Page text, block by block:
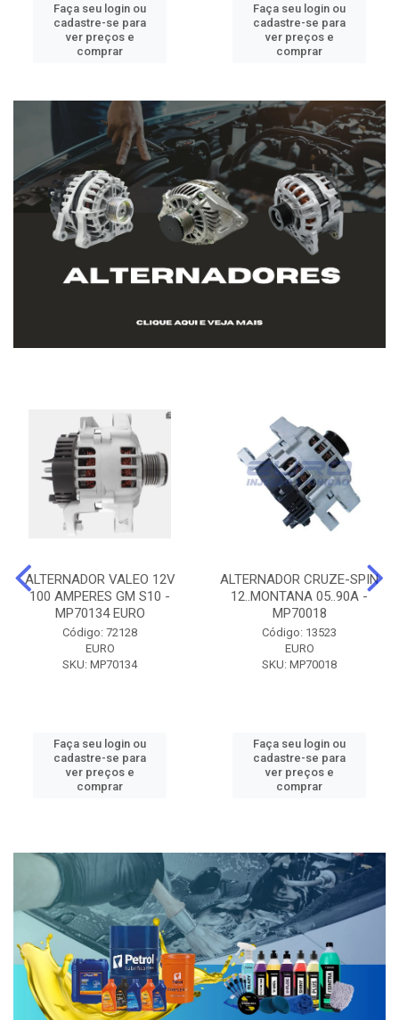
Faça seu login ou
cadastre-se para
ver preços e
comprar
Faça seu login ou
cadastre-se para
ver preços e
comprar
ALTERNADOR VALEO 12V
100 AMPERES GM S10 -
MP70134 EURO
Código: 72128
EURO
SKU: MP70134
Faça seu login ou
cadastre-se para
ver preços e
comprar
ALTERNADOR CRUZE-SPIN
12..MONTANA 05..90A -
MP70018
Código: 13523
EURO
SKU: MP70018
Faça seu login ou
cadastre-se para
ver preços e
comprar